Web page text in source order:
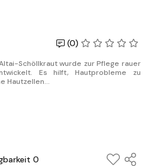
(0)
Schöllkraut wurde zur Pflege rauer
Es hilft, Hautprobleme zu
Hautzellen...
0